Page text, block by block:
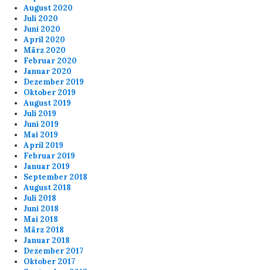
August 2020
Juli 2020
Juni 2020
April 2020
März 2020
Februar 2020
Januar 2020
Dezember 2019
Oktober 2019
August 2019
Juli 2019
Juni 2019
Mai 2019
April 2019
Februar 2019
Januar 2019
September 2018
August 2018
Juli 2018
Juni 2018
Mai 2018
März 2018
Januar 2018
Dezember 2017
Oktober 2017